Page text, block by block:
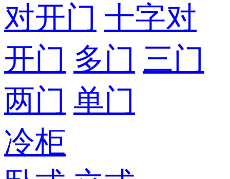
对开门 十字对
开门 多门 三门
两门 单门
冷柜